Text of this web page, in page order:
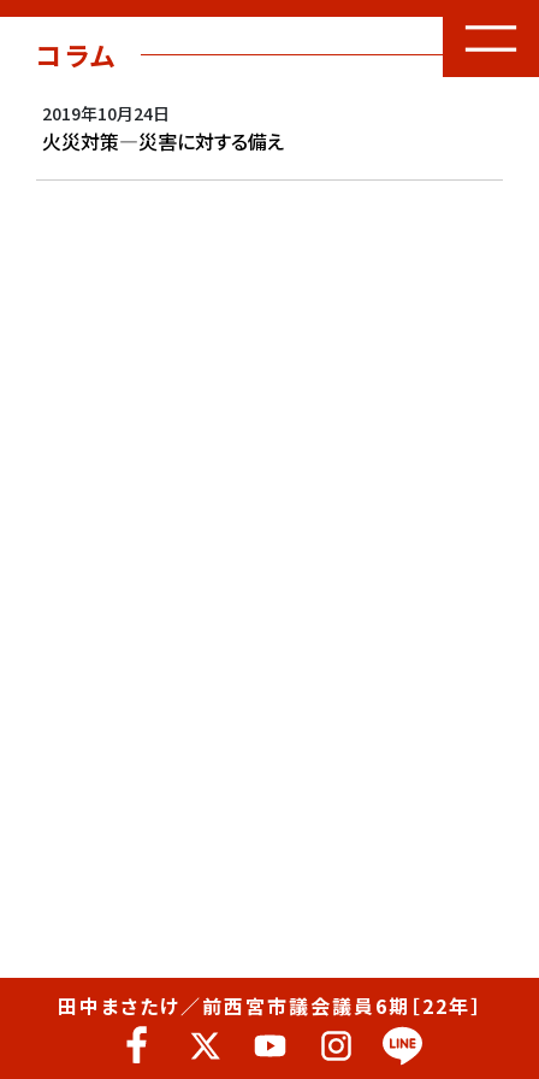
コラム
2019年10月24日
火災対策―災害に対する備え
田中まさたけ／前西宮市議会議員6期［22年］